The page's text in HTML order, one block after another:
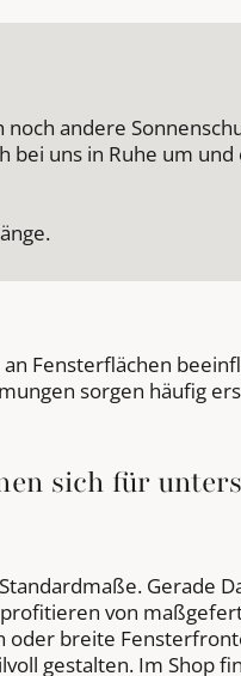
noch andere
bei uns in Ruhe um
Fensterflächen
sorgen häufig
sich für
Gerade
von
oder breite
gestalten. Im Shop